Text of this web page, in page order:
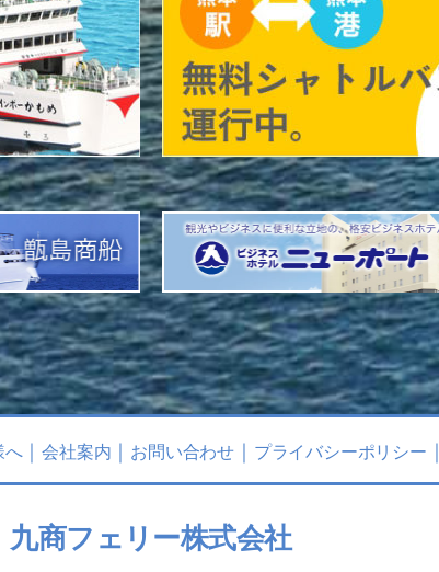
へ 会社案内 お問い合わせ プライバシーポリシー
九商フェリー株式会社